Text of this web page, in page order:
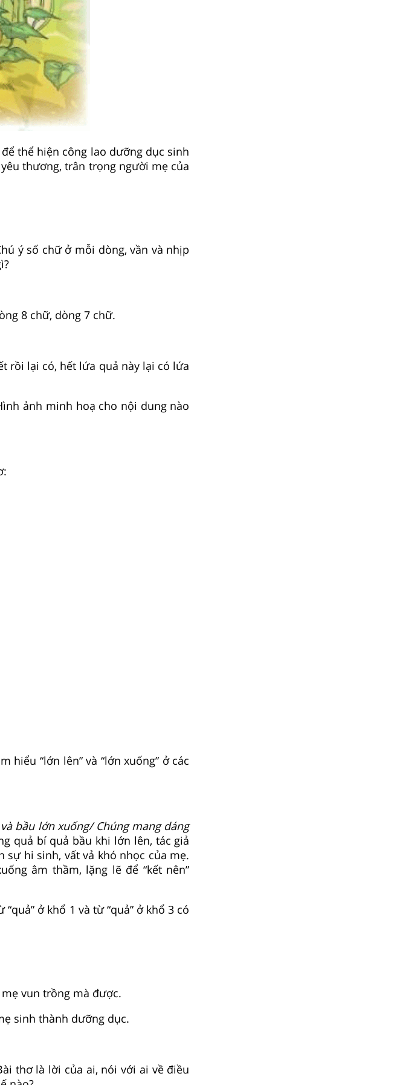
thể hiện công lao dưỡng dục sinh
thương, trân trọng người mẹ của
ý số chữ ở mỗi dòng, vần và nhịp
8 chữ, dòng 7 chữ.
rồi lại có, hết lứa quả này lại có lứa
ảnh minh hoạ cho nội dung nào
hiểu “lớn lên” và “lớn xuống” ở các
bầu lớn xuống/ Chúng mang dáng
quả bí quả bầu khi lớn lên, tác giả
sự hi sinh, vất vả khó nhọc của mẹ.
âm thầm, lặng lẽ để “kết nên”
“quả” ở khổ 1 và từ “quả” ở khổ 3 có
vun trồng mà được.
sinh thành dưỡng dục.
thơ là lời của ai, nói với ai về điều